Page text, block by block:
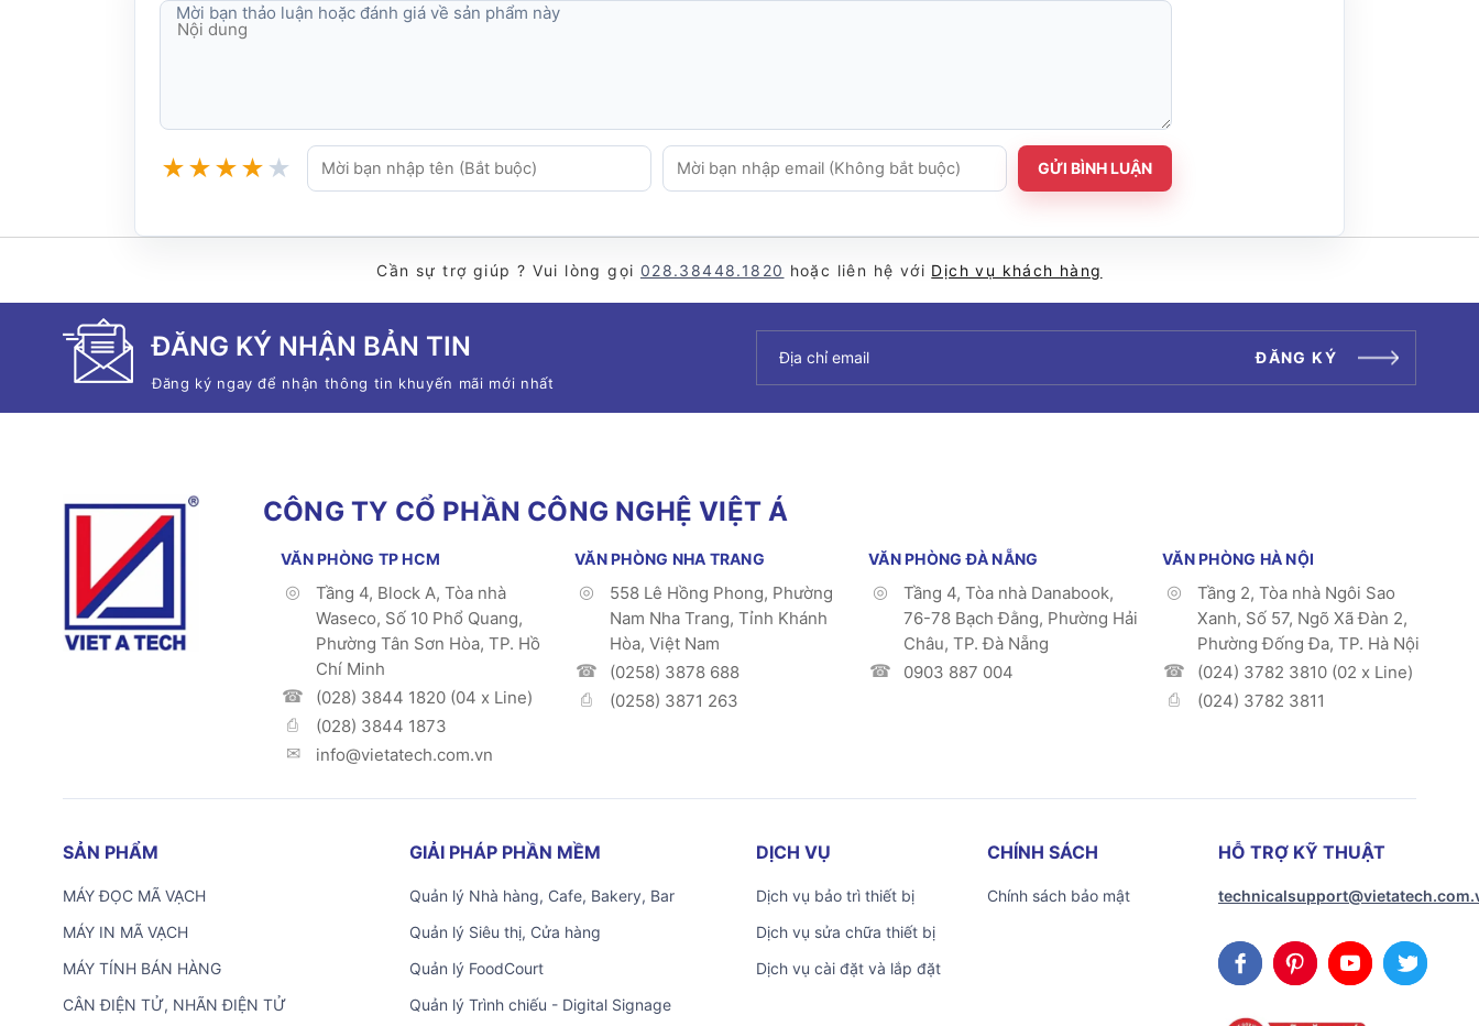
★★★★ ★ GỬI BÌNH LUẬN
Mời bạn thảo luận hoặc đánh giá về sản phẩm này
Cần sự trợ giúp ? Vui lòng gọi 028.38448.1820 hoặc liên hệ với Dịch vụ khách hàng
ĐĂNG KÝ NHẬN BẢN TIN
Đăng ký ngay để nhận thông tin khuyến mãi mới nhất
ĐĂNG KÝ
CÔNG TY CỔ PHẦN CÔNG NGHỆ VIỆT Á
VĂN PHÒNG TP HCM
Tầng 4, Block A, Tòa nhà
Waseco, Số 10 Phổ Quang,
Phường Tân Sơn Hòa, TP. Hồ
Chí Minh
(028) 3844 1820 (04 x Line)
(028) 3844 1873
info@vietatech.com.vn
VĂN PHÒNG NHA TRANG
558 Lê Hồng Phong, Phường
Nam Nha Trang, Tỉnh Khánh
Hòa, Việt Nam
(0258) 3878 688
(0258) 3871 263
VĂN PHÒNG ĐÀ NẴNG
Tầng 4, Tòa nhà Danabook,
76-78 Bạch Đằng, Phường Hải
Châu, TP. Đà Nẵng
0903 887 004
VĂN PHÒNG HÀ NỘI
Tầng 2, Tòa nhà Ngôi Sao
Xanh, Số 57, Ngõ Xã Đàn 2,
Phường Đống Đa, TP. Hà Nội
(024) 3782 3810 (02 x Line)
(024) 3782 3811
SẢN PHẨM
MÁY ĐỌC MÃ VẠCH
MÁY IN MÃ VẠCH
MÁY TÍNH BÁN HÀNG
CÂN ĐIỆN TỬ, NHÃN ĐIỆN TỬ
GIẢI PHÁP PHẦN MỀM
Quản lý Nhà hàng, Cafe, Bakery, Bar
Quản lý Siêu thị, Cửa hàng
Quản lý FoodCourt
Quản lý Trình chiếu - Digital Signage
DỊCH VỤ
Dịch vụ bảo trì thiết bị
Dịch vụ sửa chữa thiết bị
Dịch vụ cài đặt và lắp đặt
CHÍNH SÁCH
Chính sách bảo mật
HỖ TRỢ KỸ THUẬT